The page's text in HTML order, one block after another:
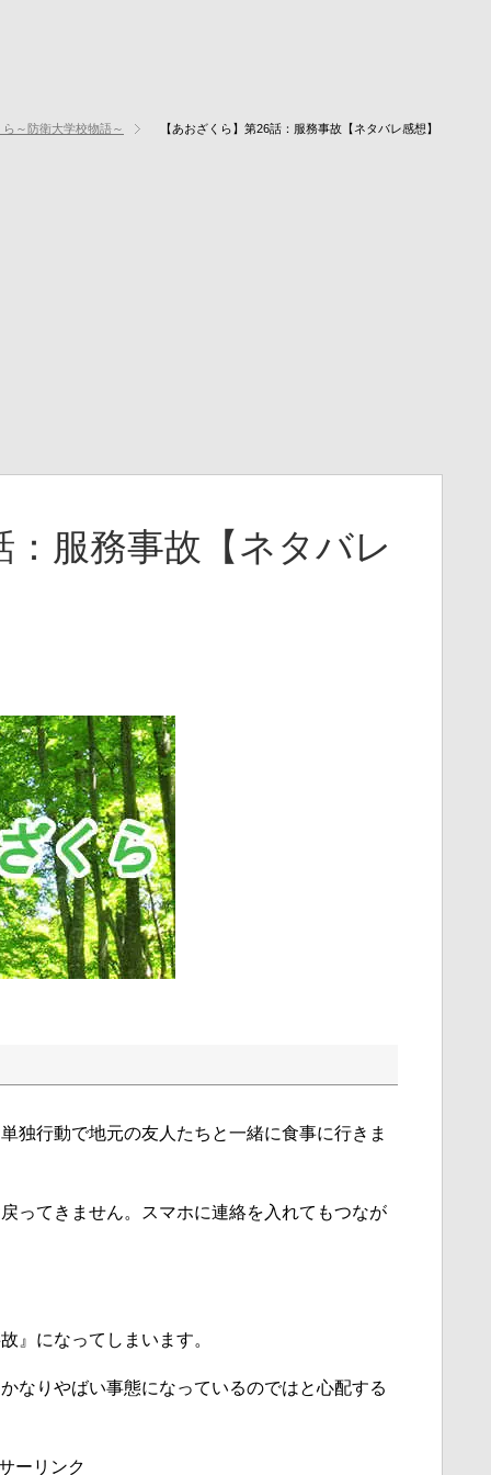
ら～防衛大学校物語～ 【あおざくら】第26話：服務事故【ネタバレ感想】
：服務事故【ネタバレ
独行動で地元の友人たちと一緒に食事に行きま
ってきません。スマホに連絡を入れてもつなが
』になってしまいます。
なりやばい事態になっているのではと心配する
ーリンク